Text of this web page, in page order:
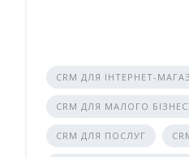
CRM ДЛЯ ІНТЕРНЕТ-
CRM ДЛЯ МАЛОГО
CRM ДЛЯ ПОСЛУГ